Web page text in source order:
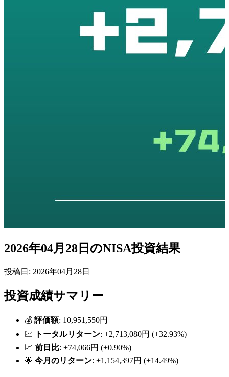
2026年04月28日のNISA投資結果
投稿日: 2026年04月28日
投資成績サマリー
💰 評価額: 10,951,550円
💹
トータルリターン: +2,713,080円 (+32.93%)
📈 前日比: +74,066円 (+0.90%)
🌟 今月のリターン: +1,154,397円 (+14.49%)